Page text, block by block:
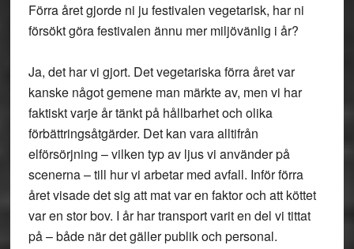
Förra året gjorde ni ju festivalen vegetarisk, har ni
försökt göra festivalen ännu mer miljövänlig i år?
Ja, det har vi gjort. Det vegetariska förra året var
kanske något gemene man märkte av, men vi har
faktiskt varje år tänkt på hållbarhet och olika
förbättringsåtgärder. Det kan vara alltifrån
elförsörjning – vilken typ av ljus vi använder på
scenerna – till hur vi arbetar med avfall. Inför förra
året visade det sig att mat var en faktor och att köttet
var en stor bov. I år har transport varit en del vi tittat
på – både när det gäller publik och personal.